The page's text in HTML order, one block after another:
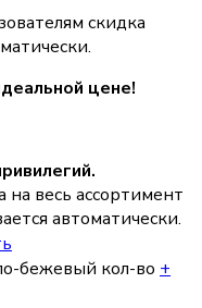
скидка
цене!
на весь ассортимент
автоматически.
бежевый кол-во +